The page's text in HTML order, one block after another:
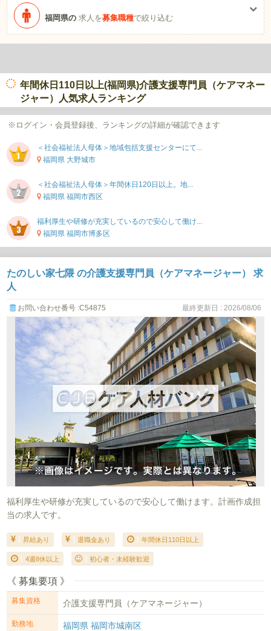
福岡県の求人を募集職種で絞り込む
年間休日110日以上(福岡県)介護支援専門員（ケアマネー
ジャー）人気求人ランキング
※ログイン・会員登録後、ランキングの詳細が確認できます
＜社会福祉法人母体＞地域包括支援センターにて...
福岡県 大野城市
＜社会福祉法人母体＞年間休日120日以上。地...
福岡県 福岡市西区
福利厚生や研修が充実しているので安心して働け...
福岡県 福岡市博多区
たのしい家七隈 の介護支援専門員（ケアマネージャー） 求
人
お問い合わせ番号 :C54875 最終更新日 : 2026/08/06
福利厚生や研修が充実しているので安心して働けます。計画作成担
当の求人です。
昇給あり 退職金あり 年間休日110日以上
4週8休以上 初心者・未経験歓迎
《 募集要項 》
募集資格 介護支援専門員（ケアマネージャー）
勤務地 福岡県 福岡市城南区